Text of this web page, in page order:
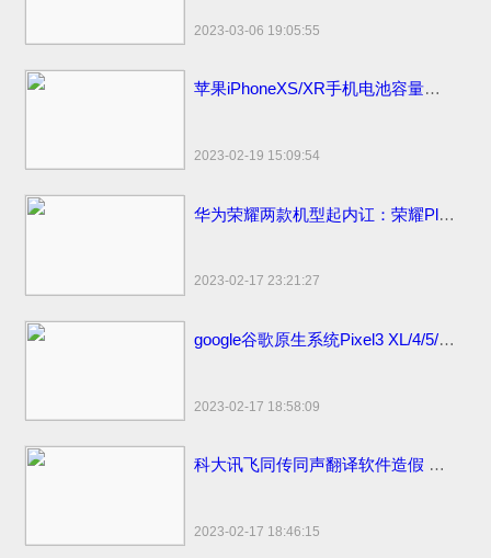
2023-03-06 19:05:55
苹果iPhoneXS/XR手机电池容量续航最强？答案揭晓
2023-02-19 15:09:54
华为荣耀两款机型起内讧：荣耀Play官方价格同价同配该如何选？
2023-02-17 23:21:27
google谷歌原生系统Pixel3 XL/4/5/6 pro手机价格：刘海屏设计顶配版曾卖6900元
2023-02-17 18:58:09
科大讯飞同传同声翻译软件造假 浮夸不能只罚酒三杯
2023-02-17 18:46:15